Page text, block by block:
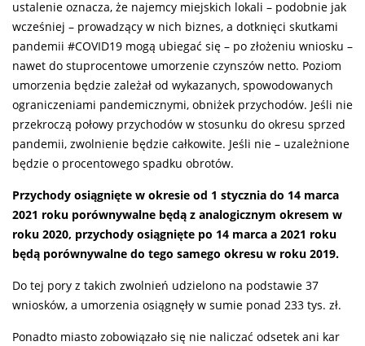
ustalenie oznacza, że najemcy miejskich lokali – podobnie jak
wcześniej – prowadzący w nich biznes, a dotknięci skutkami
pandemii #COVID19 mogą ubiegać się – po złożeniu wniosku –
nawet do stuprocentowe umorzenie czynszów netto. Poziom
umorzenia będzie zależał od wykazanych, spowodowanych
ograniczeniami pandemicznymi, obniżek przychodów. Jeśli nie
przekroczą połowy przychodów w stosunku do okresu sprzed
pandemii, zwolnienie będzie całkowite. Jeśli nie – uzależnione
będzie o procentowego spadku obrotów.
Przychody osiągnięte w okresie od 1 stycznia do 14 marca
2021 roku porównywalne będą z analogicznym okresem w
roku 2020, przychody osiągnięte po 14 marca a 2021 roku
będą porównywalne do tego samego okresu w roku 2019.
Do tej pory z takich zwolnień udzielono na podstawie 37
wniosków, a umorzenia osiągnęły w sumie ponad 233 tys. zł.
Ponadto miasto zobowiązało się nie naliczać odsetek ani kar